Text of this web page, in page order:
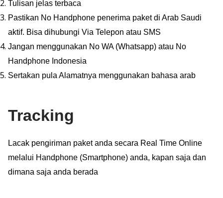
Tulisan jelas terbaca
Pastikan No Handphone penerima paket di Arab Saudi
aktif. Bisa dihubungi Via Telepon atau SMS
Jangan menggunakan No WA (Whatsapp) atau No
Handphone Indonesia
Sertakan pula Alamatnya menggunakan bahasa arab
Tracking
Lacak pengiriman paket anda secara Real Time Online
melalui Handphone (Smartphone) anda, kapan saja dan
dimana saja anda berada